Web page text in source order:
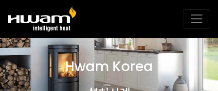
Hwam Korea